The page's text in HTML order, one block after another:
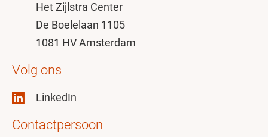
Het Zijlstra Center
De Boelelaan 1105
1081 HV Amsterdam
Volg ons
LinkedIn
Contactpersoon